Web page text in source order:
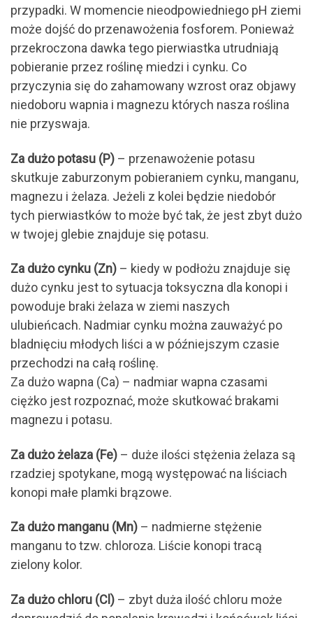
przypadki. W momencie nieodpowiedniego pH ziemi
może dojść do przenawożenia fosforem. Ponieważ
przekroczona dawka tego pierwiastka utrudniają
pobieranie przez roślinę miedzi i cynku. Co
przyczynia się do zahamowany wzrost oraz objawy
niedoboru wapnia i magnezu których nasza roślina
nie przyswaja.
Za dużo potasu (P) – przenawożenie potasu
skutkuje zaburzonym pobieraniem cynku, manganu,
magnezu i żelaza. Jeżeli z kolei będzie niedobór
tych pierwiastków to może być tak, że jest zbyt dużo
w twojej glebie znajduje się potasu.
Za dużo cynku (Zn) – kiedy w podłożu znajduje się
dużo cynku jest to sytuacja toksyczna dla konopi i
powoduje braki żelaza w ziemi naszych
ulubieńcach. Nadmiar cynku można zauważyć po
bladnięciu młodych liści a w późniejszym czasie
przechodzi na całą roślinę.
Za dużo wapna (Ca) – nadmiar wapna czasami
ciężko jest rozpoznać, może skutkować brakami
magnezu i potasu.
Za dużo żelaza (Fe) – duże ilości stężenia żelaza są
rzadziej spotykane, mogą występować na liściach
konopi małe plamki brązowe.
Za dużo manganu (Mn) – nadmierne stężenie
manganu to tzw. chloroza. Liście konopi tracą
zielony kolor.
Za dużo chloru (Cl) – zbyt duża ilość chloru może